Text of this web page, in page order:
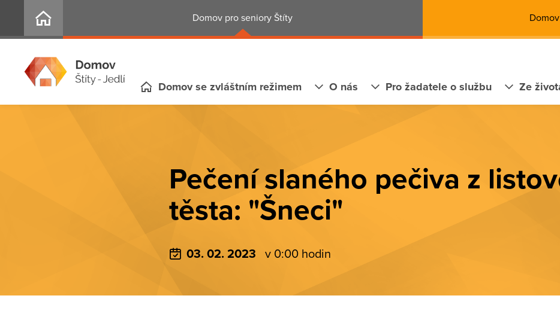
Domov pro seniory Štíty
Domov se zvláštním režimem O nás Pro žadatele o službu Ze
Pečení slaného pečiva z
těsta: "Šneci"
03. 02. 2023 v 0:00 hodin